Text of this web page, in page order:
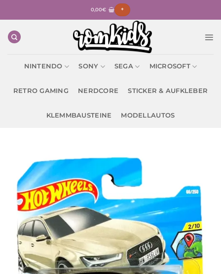
0,00€ +
NINTENDO SONY SEGA MICROSOFT
RETRO GAMING NERDCORE STICKER & AUFKLEBER
KLEMMBAUSTEINE MODELLAUTOS